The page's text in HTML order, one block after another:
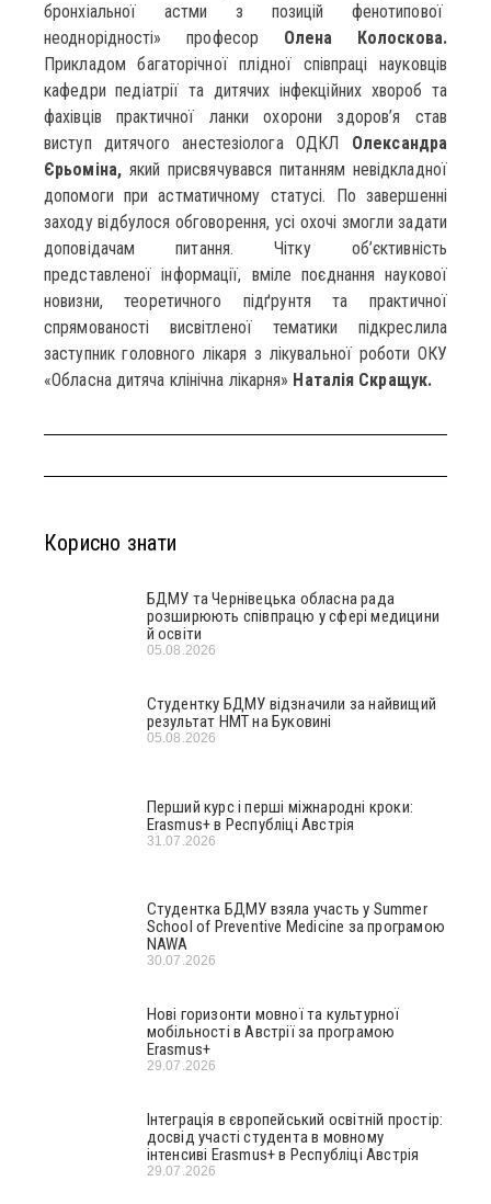
бронхіальної астми з позицій фенотипової
неоднорідності» професор Олена Колоскова.
Прикладом багаторічної плідної співпраці науковців
кафедри педіатрії та дитячих інфекційних хвороб та
фахівців практичної ланки охорони здоров’я став
виступ дитячого анестезіолога ОДКЛ Олександра
Єрьоміна,який присвячувався питанням невідкладної
допомоги при астматичному статусі. По завершенні
заходу відбулося обговорення, усі охочі змогли задати
доповідачам питання. Чітку об’єктивність
представленої інформації, вміле поєднання наукової
новизни, теоретичного підґрунтя та практичної
спрямованості висвітленої тематики підкреслила
заступник головного лікаря з лікувальної роботи ОКУ
«Обласна дитяча клінічна лікарня» Наталія Скращук.
Корисно знати
БДМУ та Чернівецька обласна рада
розширюють співпрацю у сфері медицини
й освіти
05.08.2026
Студентку БДМУ відзначили за найвищий
результат НМТ на Буковині
05.08.2026
Перший курс і перші міжнародні кроки:
Erasmus+ в Республіці Австрія
31.07.2026
Студентка БДМУ взяла участь у Summer
School of Preventive Medicine за програмою
NAWA
30.07.2026
Нові горизонти мовної та культурної
мобільності в Австрії за програмою
Erasmus+
29.07.2026
Інтеграція в європейський освітній простір:
досвід участі студента в мовному
інтенсиві Erasmus+ в Республіці Австрія
29.07.2026